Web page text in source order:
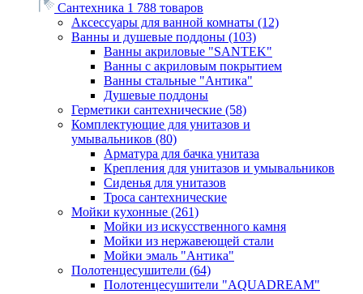
Сантехника 1 788 товаров
Аксессуары для ванной комнаты (12)
Ванны и душевые поддоны (103)
Ванны акриловые "SANTEK"
Ванны с акриловым покрытием
Ванны стальные "Антика"
Душевые поддоны
Герметики сантехнические (58)
Комплектующие для унитазов и
умывальников (80)
Арматура для бачка унитаза
Крепления для унитазов и умывальников
Сиденья для унитазов
Троса сантехнические
Мойки кухонные (261)
Мойки из искусственного камня
Мойки из нержавеющей стали
Мойки эмаль "Антика"
Полотенцесушители (64)
Полотенцесушители "AQUADREAM"